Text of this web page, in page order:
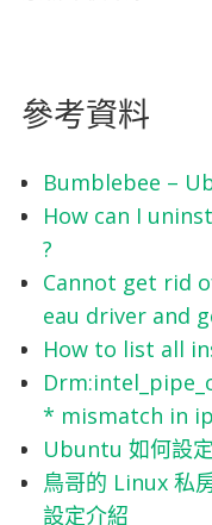
參考資料
Bumblebee –
How can I
?
Cannot get rid
eau driver and
How to list all
* mismatch in
Ubuntu 如何設
鳥哥的 Linux 私
設定介紹